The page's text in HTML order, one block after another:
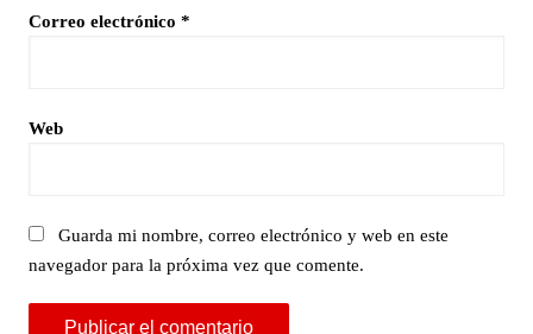
Correo electrónico *
Web
Guarda mi nombre, correo electrónico y web en este
navegador para la próxima vez que comente.